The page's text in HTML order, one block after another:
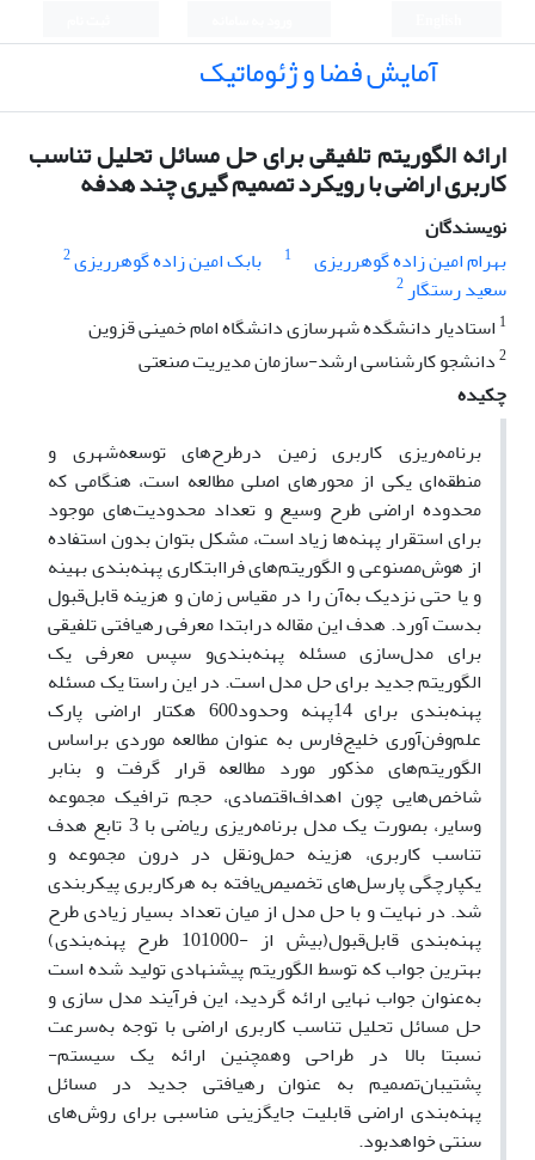
آمایش فضا و ژئوماتیک
ارائه الگوریتم تلفیقی برای حل مسائل تحلیل تناسب
کاربری اراضی با رویکرد تصمیم گیری چند هدفه
نویسندگان
بهرام امین زاده گوهرریزی
1 بابک امین زاده گوهرریزی2
سعید رستگار2
1 استادیار دانشگده شهرسازی دانشگاه امام خمینی قزوین
2دانشجو کارشناسی ارشد-سازمان مدیریت صنعتی
چکیده
برنامه‌ریزی کاربری زمین در‌طرح‌های توسعه‌شهری و
منطقه‌ای یکی از محورهای اصلی مطالعه است، هنگامی که
محدوده اراضی طرح وسیع و تعداد محدودیت‌های موجود
برای استقرار پهنه‌ها زیاد است، مشکل بتوان بدون استفاده
از هوش‌مصنوعی و الگوریتم‌های فرا‌ابتکاری پهنه‌بندی بهینه
و یا حتی نزدیک به‌آن را در مقیاس زمان و هزینه قابل‌قبول
بدست آورد. هدف این مقاله در‌ابتدا معرفی رهیافتی تلفیقی
برای مدل‌سازی مسئله پهنه‌بندی‌و‌ سپس معرفی یک
الگوریتم جدید برای حل مدل است. در این راستا یک مسئله
پهنه‌بندی برای 14پهنه و‌حدود600 هکتار اراضی پارک
علم‌‌و‌فن‌آوری خلیج‌فارس به عنوان مطالعه موردی بر‌اساس
الگوریتم‌های مذکور مورد مطالعه قرار گرفت و بنا‌بر
شاخص‌هایی چون اهداف‌اقتصادی، حجم ترافیک مجموعه
و‌سایر، بصورت یک مدل برنامه‌ریزی ریاضی با 3 تابع هدف
تناسب کاربری، هزینه حمل‌و‌نقل در درون مجموعه و
یکپارچگی پارسل‌های تخصیص‌یافته به هرکاربری پیکربندی
شد. در نهایت و با حل مدل از میان تعداد بسیار زیادی طرح
پهنه‌بندی قابل‌قبول(بیش از ‌-101000 طرح پهنه‌بندی)
بهترین جواب که توسط الگوریتم پیشنهادی تولید شده است
به‌عنوان جواب نهایی ارائه گردید، این فرآیند مدل سازی و
حل مسائل تحلیل تناسب کاربری اراضی با توجه به‌سرعت
نسبتا بالا در طراحی وهمچنین ارائه یک سیستم-
پشتیبان‌تصمیم به عنوان رهیافتی جدید در مسائل
پهنه‌بندی اراضی قابلیت جایگزینی مناسبی برای روش‌های
سنتی خواهد‌بود.